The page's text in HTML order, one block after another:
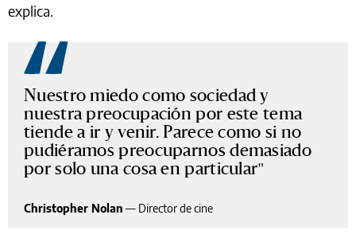
explica.
Nuestro miedo como sociedad y
nuestra preocupación por este tema
tiende a ir y venir. Parece como si no
pudiéramos preocuparnos demasiado
por solo una cosa en particular
Christopher Nolan — Director de cine